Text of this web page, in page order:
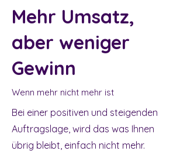
Mehr Umsatz,
aber weniger
Gewinn
Wenn mehr nicht mehr ist
Bei einer positiven und steigenden
Auftragslage, wird das was Ihnen
übrig bleibt, einfach nicht mehr.